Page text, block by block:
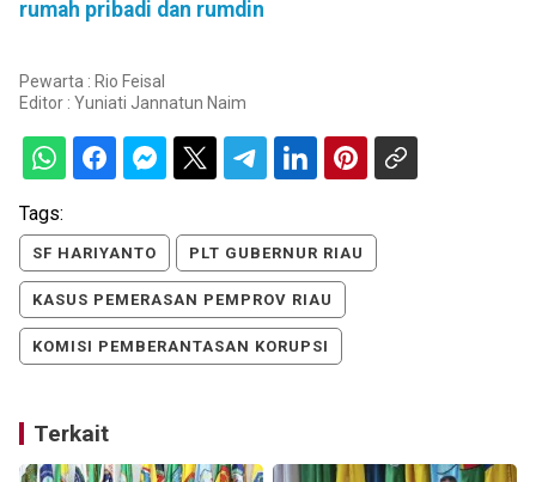
rumah pribadi dan rumdin
Pewarta : Rio Feisal
Editor : Yuniati Jannatun Naim
Tags:
SF HARIYANTO PLT GUBERNUR RIAU
KASUS PEMERASAN PEMPROV RIAU
KOMISI PEMBERANTASAN KORUPSI
Terkait